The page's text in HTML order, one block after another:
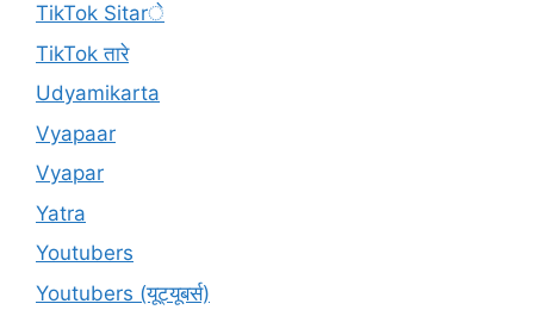
TikTok Sitarे
TikTok तारे
Udyamikarta
Vyapaar
Vyapar
Yatra
Youtubers
Youtubers (यूट्यूबर्स)